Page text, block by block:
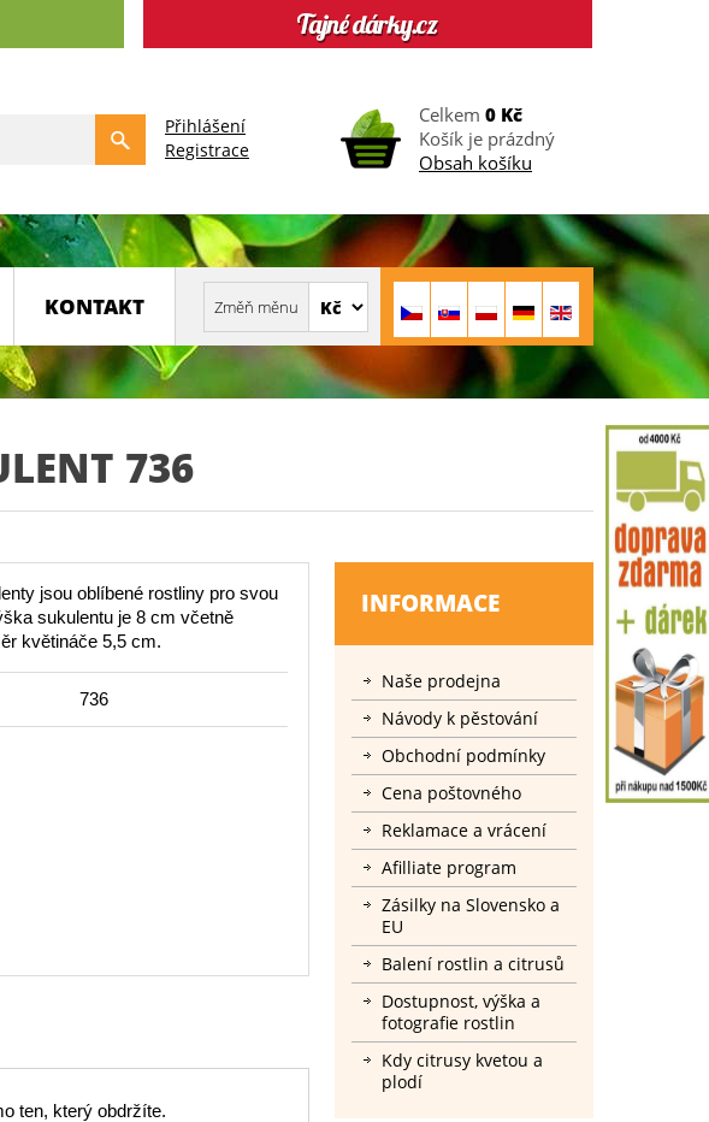
Přihlášení
Registrace
Celkem 0 Kč
Košík je prázdný
Obsah košíku
KONTAKT
736
jsou oblíbené rostliny pro svou
sukulentu je 8 cm včetně
květináče 5,5 cm.
736
ten, který obdržíte.
INFORMACE
Naše prodejna
Návody k pěstování
Obchodní podmínky
Cena poštovného
Reklamace a vrácení
Afilliate program
Zásilky na Slovensko a
EU
Balení rostlin a citrusů
Dostupnost, výška a
fotografie rostlin
Kdy citrusy kvetou a
plodí